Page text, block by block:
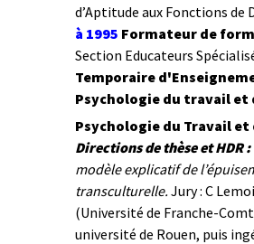
d’Aptitude aux Fonctions
à 1995 Formateur de
Section Educateurs
Temporaire
Psychologie du travail et
Psychologie du Travail
Directions de thèse et HDR :
modèle explicatif de
transculturelle. Jury : C
(Université de Franche-
université de Rouen, puis